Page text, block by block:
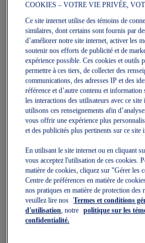
Quickview
Nouveau
PERFORMANCE RUNNING 5
PANEL CAP
Chapeaux Unisexes
COOKIES – VOTRE VIE PRIVÉE,
Ce site internet utilise des témoins de
similaires, dont certains sont fournis par
d’améliorer notre site internet, activer les
soutenir nos efforts de publicité et de
expérience possible. Ces cookies et outils
permettre à ces tiers, de collecter des
communications, des adresses IP et des
référence et d’autre contenu et
les interactions des utilisateurs avec ce
utilisons ces renseignements afin
vous offrir une expérience plus
et des publicités plus pertinents sur ce site
En utilisant le site internet ou en cliquant
vous acceptez l'utilisation de ces cookies.
matière de cookies, cliquez sur "Gérer les
Centre de préférences en matière de
nos pratiques en matière de protection des
veuillez lire nos
Termes et conditions
d'utilisation, notre politique sur les
confidentialité.